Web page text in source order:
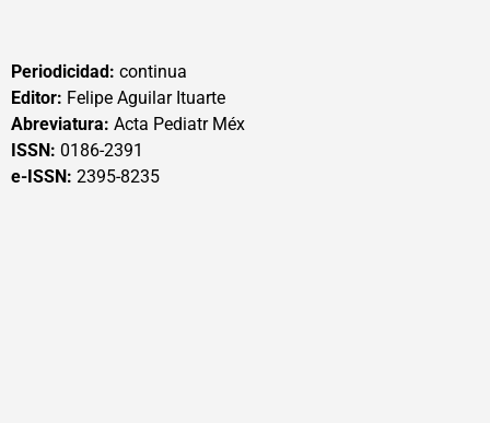
Periodicidad: continua
Editor: Felipe Aguilar Ituarte
Abreviatura: Acta Pediatr Méx
ISSN: 0186-2391
e-ISSN: 2395-8235